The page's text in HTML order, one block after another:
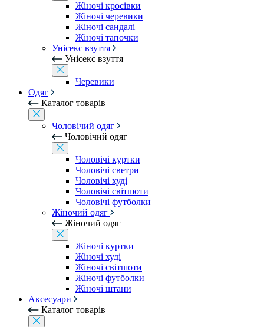
Жіночі кросівки
Жіночі черевики
Жіночі сандалі
Жіночі тапочки
Унісекс взуття
Унісекс взуття
Черевики
Одяг
Каталог товарів
Чоловічий одяг
Чоловічий одяг
Чоловічі куртки
Чоловічі светри
Чоловічі худі
Чоловічі світшоти
Чоловічі футболки
Жіночий одяг
Жіночий одяг
Жіночі куртки
Жіночі худі
Жіночі світшоти
Жіночі футболки
Жіночі штани
Аксесуари
Каталог товарів